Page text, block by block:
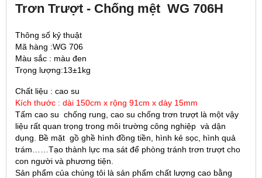
Trơn Trượt - Chống mệt WG 706H
Thông số kỷ thuật
Mã hàng :WG 706
Màu sắc : màu đen
Trọng lượng:13±1kg
Chất liệu : cao su
Kích thước : dài 150cm x rộng 91cm x dày 15mm
Tấm cao su chống rung, cao su chống trơn trượt là một vậy
liệu rất quan trọng trong môi trường công nghiệp và dận
dụng. Bề mặt gồ ghề hình đồng tiền, hình kẻ sọc, hình quả
trám……Tạo thành lực ma sát để phòng tránh trơn trượt cho
con người và phương tiện.
Sản phẩm của chúng tôi là sản phẩm chất lượng cao bằng